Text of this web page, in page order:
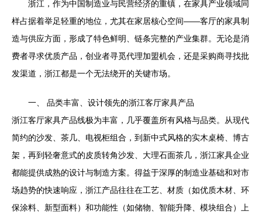
浙江，作为中国制造业与民营经济的重镇，在家具产业领域同
样占据着举足轻重的地位，尤其在家居核心空间——客厅的家具制
造与供应方面，形成了特色鲜明、链条完整的产业集群。无论是消
费者寻求优质产品，创业者寻觅代理加盟机会，还是采购商寻找批
发渠道，浙江都是一个无法绕开的关键市场。
一、 品类丰富、设计领先的浙江客厅家具产品
浙江客厅家具产品线极为丰富，几乎覆盖所有风格与品类。从现代
简约的沙发、茶几、电视柜组合，到新中式风格的实木桌椅、博古
架，再到轻奢意式的皮质转角沙发、大理石面茶几，浙江家具企业
都能提供成熟的设计与制造方案。得益于深厚的制造业基础和对市
场趋势的快速响应，浙江产品往往在工艺、材质（如优质木材、环
保涂料、新型面料）和功能性（如储物、智能升降、模块组合）上